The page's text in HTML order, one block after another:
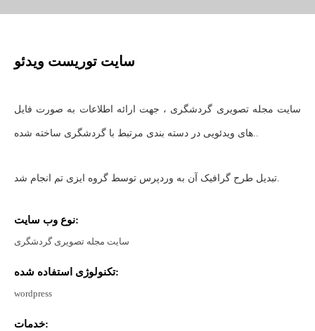
سایت توریست ویدئو
سایت مجله تصویری گردشگری ، جهت ارائه اطلاعات به صورت فایل
های ویدئویی در دسته بندی مرتبط با گردشگری ساخته شده..
تبدیل طرح گرافیک آن به وردپرس توسط گروه ایزی تم انجام شد.
نوع وب سایت:
سایت مجله تصویری گردشگری
تکنولوژی استفاده شده:
wordpress
خدمات: